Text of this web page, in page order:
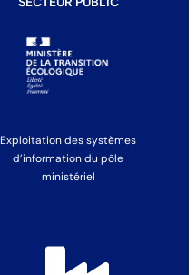
Exploitation des systèmes
d’information du pôle
ministériel